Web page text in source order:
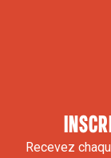
Recevez